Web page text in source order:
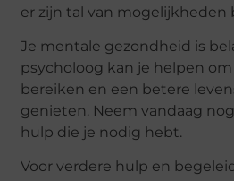
er zijn tal van mogelijkheden
Je mentale gezondheid is
psycholoog kan je helpen
bereiken en een betere
genieten. Neem vandaag
hulp die je nodig hebt.
Voor verdere hulp en